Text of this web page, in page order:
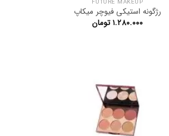
FUTURE MAKEUP
رژگونه استیکی فیوچر میکاپ
۱.۲۸۰.۰۰۰ تومان